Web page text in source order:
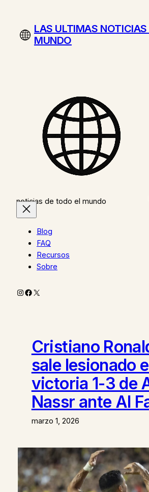
contenidoLAS ULTIMAS
MUNDO
noticias de todo el mundo
Blog
FAQ
Recursos
Sobre
Instagram
Facebook
X
Cristiano
sale lesionado
victoria 1-3 de
Nassr ante Al
marzo 1, 2026